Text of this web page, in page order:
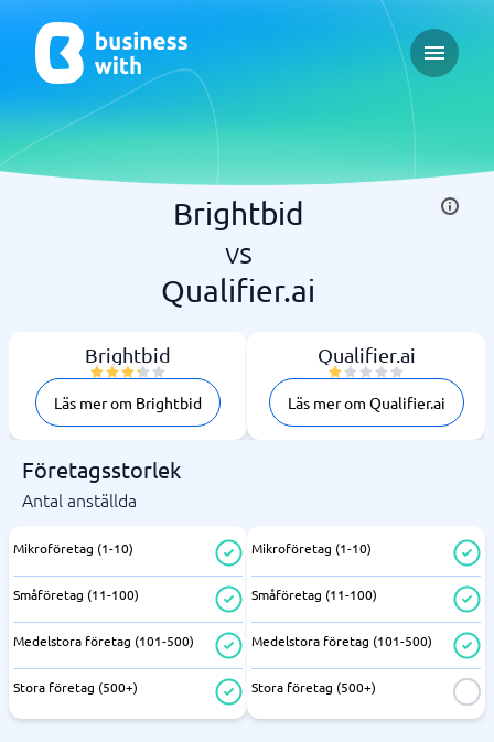
Open
Brightbid
vs
Qualifier.ai
Brightbid
Läs mer om Brightbid
Qualifier.ai
Läs mer om Qualifier.ai
Företagsstorlek
Antal anställda
Mikroföretag (1-10)
Småföretag (11-100)
Medelstora företag (101-500)
Stora företag (500+)
Mikroföretag (1-10)
Småföretag (11-100)
Medelstora företag (101-500)
Stora företag (500+)